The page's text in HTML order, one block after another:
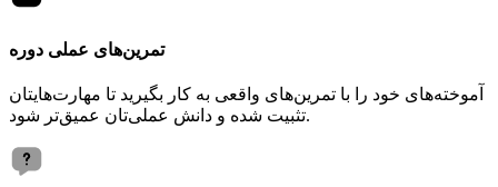
تمرین‌های عملی دوره
آموخته‌های خود را با تمرین‌های واقعی به کار بگیرید تا مهارت‌هایتان
تثبیت شده و دانش عملی‌تان عمیق‌تر شود.